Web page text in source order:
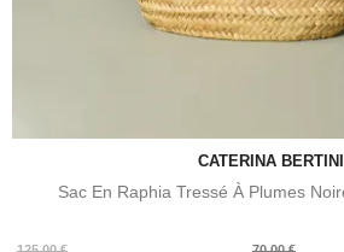
CATERINA BERTINI
Sac En Raphia Tressé À Plumes
Prix
Prix